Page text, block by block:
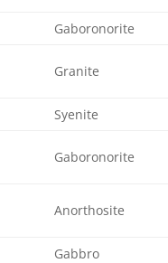
Gaboronorite
Granite
Syenite
Gaboronorite
Anorthosite
Gabbro